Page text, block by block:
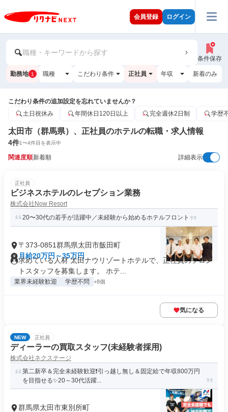
会員登録 ログイン
職種・キーワードから探す
条件保存
勤務地 1 職種 こだわり条件 正社員 年収 新着のみ
こだわり条件の追加設定を忘れていませんか？
土日祝休み
年間休日120日以上 完全週休2日制 学歴
太田市（群馬県）、正社員のホテルの転職・求人情報
4件1〜4件目を表示中
関連度順新着順 詳細表示
正社員
ビジネスホテルのレセプション業務
株式会社Now Resort
20〜30代の若手が活躍中／未経験から始めるホテルフロント
〒373-0851群馬県太田市飯田町
月給20万円～35万円
求めている人材 太田ナウリゾートホテルで、正社員のフロン
トスタッフを募集します。 ホテ...
業界未経験歓迎 学歴不問 +8個
気になる
NEW 正社員
ディーラーの買取スタッフ(未経験者採用)
株式会社ネクステージ
第二新卒＆完全未経験歓迎❗引っ越し無し＆固定給で年収800万円
を目指せる✨20～30代活躍...
群馬県太田市東別所町